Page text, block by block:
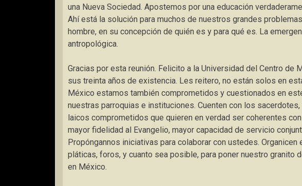
una Nueva Sociedad. Apostemos por una educación
Ahí está la solución para muchos de nuestros grandes
hombre, en su concepción de quién es y para qué es. La
antropológica.
Gracias por esta reunión. Felicito a la Universidad del Centro de
sus treinta años de existencia. Les reitero, no están solos en
México estamos también comprometidos y cuestionados en
nuestras parroquias e instituciones. Cuenten con los
laicos comprometidos que quieren en verdad ser coherentes
mayor fidelidad al Evangelio, mayor capacidad de servicio
Propóngannos iniciativas para colaborar con ustedes.
pláticas, foros, y cuanto sea posible, para poner nuestro granito
en México.